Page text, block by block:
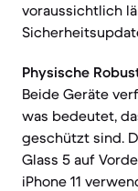
voraussichtlich
Physische
Beide Geräte
was bedeutet,
geschützt sind.
Glass 5 auf
iPhone 11